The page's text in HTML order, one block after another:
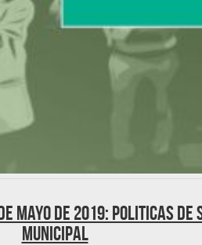
mayo de 2019: Politicas de
municipal